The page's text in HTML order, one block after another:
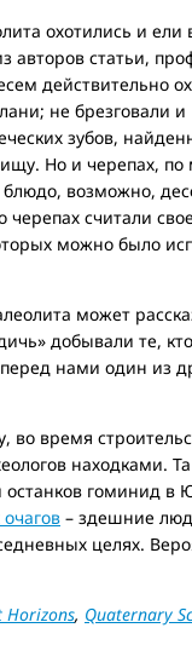
охотились и
авторов статьи,
действительно
не брезговали и
зубов,
Но и черепах,
возможно,
черепах считали
можно было
может
добывали те,
перед нами один из
время
находками.
гоминид
– здешние
целях.
Horizons, Quaternary